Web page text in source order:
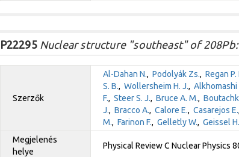
P22295Nuclear structure "southeast" of 208Pb:
Szerzők
Al-Dahan N., Podolyák Zs., Regan P.
S. B., Wollersheim H. J., Alkhomashi
F., Steer S. J., Bruce A. M.,
J., Bracco A., Calore E., Casarejos E.,
M., Farinon F., Gelletly W., Geissel H.
Megjelenés
helye
Physical Review C Nuclear Physics